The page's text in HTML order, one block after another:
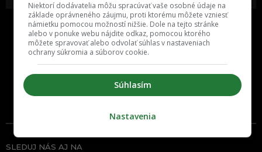
Inzercia Cenník
SLEDUJ NÁS AJ NA
Niektorí dodávatelia môžu spracúvať vaše osobné údaje na
základe oprávneného záujmu, proti ktorému môžete vzniesť
námietku pomocou možností nižšie. Dole na tejto stránke
alebo v ponuke webu nájdite odkaz, pomocou ktorého
môžete spravovať alebo odvolať súhlas v nastaveniach
ochrany súkromia a súborov cookie.
Súhlasím
Nastavenia